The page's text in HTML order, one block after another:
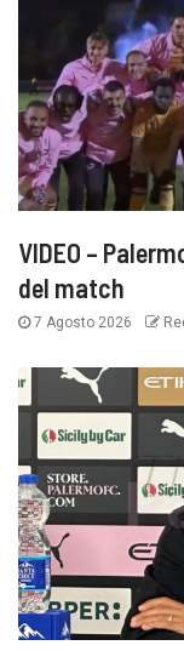
VIDEO –
del match
7 Agosto 2026